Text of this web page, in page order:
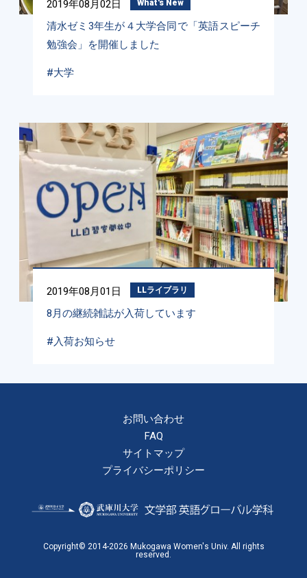
2019年08月02日 What's New
清水ゼミ3年生が４大学合同で「英語スピーチ
勉強会」を開催しました
#大学
2019年08月01日 LLライブラリ
8月の継続雑誌が入荷しています
#入荷お知らせ
お問い合わせ
FAQ
サイトマップ
プライバシーポリシー
Copyright© 2014-2026 Mukogawa Women's Univ. All rights
reserved.